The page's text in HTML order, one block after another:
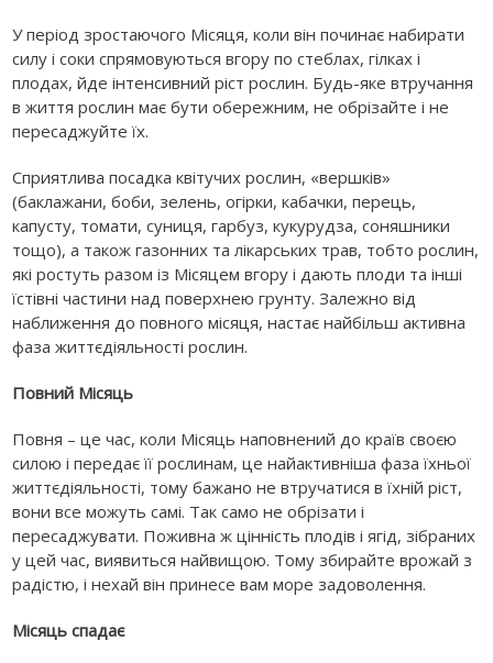
У період зростаючого Місяця, коли він починає набирати
силу і соки спрямовуються вгору по стеблах, гілках і
плодах, йде інтенсивний ріст рослин. Будь-яке втручання
в життя рослин має бути обережним, не обрізайте і не
пересаджуйте їх.
Сприятлива посадка квітучих рослин, «вершків»
(баклажани, боби, зелень, огірки, кабачки, перець,
капусту, томати, суниця, гарбуз, кукурудза, соняшники
тощо), а також газонних та лікарських трав, тобто рослин,
які ростуть разом із Місяцем вгору і дають плоди та інші
їстівні частини над поверхнею грунту. Залежно від
наближення до повного місяця, настає найбільш активна
фаза життєдіяльності рослин.
Повний Місяць
Повня – це час, коли Місяць наповнений до країв своєю
силою і передає її рослинам, це найактивніша фаза їхньої
життєдіяльності, тому бажано не втручатися в їхній ріст,
вони все можуть самі. Так само не обрізати і
пересаджувати. Поживна ж цінність плодів і ягід, зібраних
у цей час, виявиться найвищою. Тому збирайте врожай з
радістю, і нехай він принесе вам море задоволення.
Місяць спадає